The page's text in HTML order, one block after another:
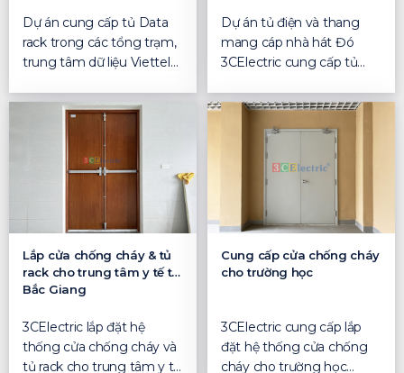
Dự án cung cấp tủ Data
rack trong các tổng trạm,
trung tâm dữ liệu Viettel
Dự án tủ điện và thang
mang cáp nhà hát Đó
3CElectric cung cấp tủ
c...
Lắp cửa chống cháy & tủ
rack cho trung tâm y tế tại
Bắc Giang
3CElectric lắp đặt hệ
thống cửa chống cháy và
tủ rack cho trung tâm y tế
Cung cấp cửa chống cháy
cho trường học
3CElectric cung cấp lắp
đặt hệ thống cửa chống
cháy cho trường học